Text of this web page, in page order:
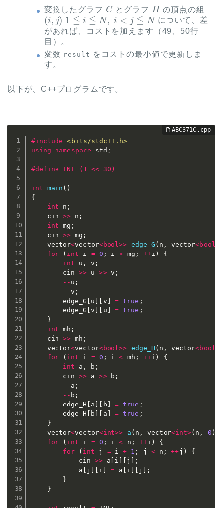
変換したグラフ
G
とグラフ
H
の頂点の組
(i,j)1≦i≦N ,i<j≦N
について、差
があれば、コストを加えます（49、50行
目）。
変数 result をコストの最小値で更新しま
す。
以下が、C++プログラムです。
#include
<bits/stdc++.h>
using
namespace std ;
#define INF (1 << 30)
int main ( )
{
int n ;
	cin
>> n ;
int mg ;
	cin
>> mg ;
	vector
<vector<bool>> edge_G ( n , vector<bool
for
( int i = 0 ; i < mg ; ++i )
{
int u , v ;
		cin
>> u >> v ;
-- u ;
--v ;
		edge_G
u v = true ;
		edge_G
[v u = true ;
}
int mh ;
	cin
>> mh ;
	vector
<vector<bool>> edge_H ( n , vector<bool
for
( int i = 0 ; i < mh ; ++i )
{
int a , b ;
		cin
>> a >> b ;
-- a ;
-- b ;
		edge_H
a b = true ;
		edge_H
b a = true ;
}
	vector
<vector<int>> a ( n , vector<int>( n , 0 )
for
( int i = 0 ; i < n ; ++i )
{
for
( int j = i + 1 ; j < n ; ++j )
{
			cin
>> a i j
;
			a
j i = a i j
;
}
}